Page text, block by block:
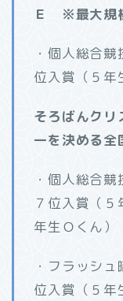
Ｅ ※最大規
・個人総合
位入賞（５年
そろばんク
一を決める全
・個人総合
７位入賞（
年生Ｏくん）
・フラッシ
位入賞（５年